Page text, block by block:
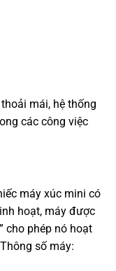
mái, hệ thống
các công việc
máy xúc mini có
hoạt, máy được
cho phép nó hoạt
số máy: